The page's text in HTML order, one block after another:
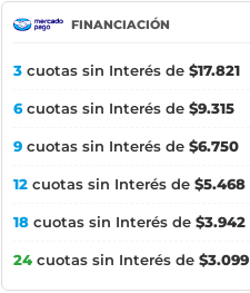
FINANCIACIÓN
3 cuotas sin Interés de $17.821
6cuotas sin Interés de $9.315
9 cuotas sin Interés de $6.750
12 cuotas sin Interés de $5.468
18 cuotas sin Interés de $3.942
24 cuotas sin Interés de $3.099